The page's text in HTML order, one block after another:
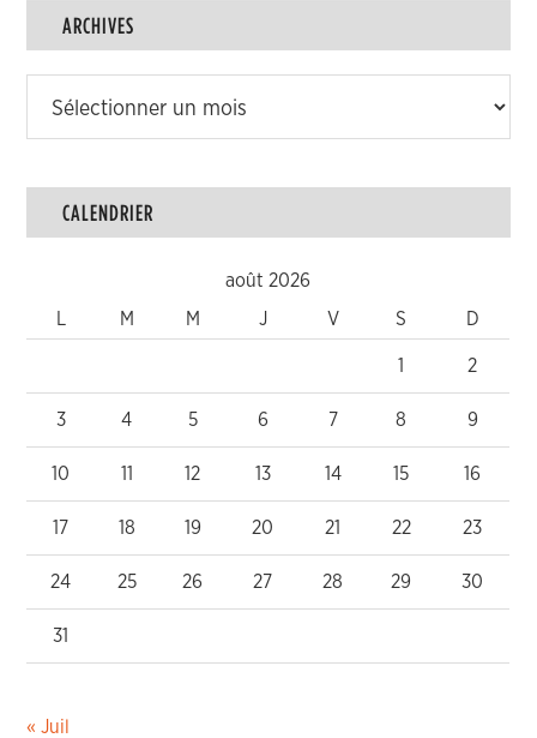
ARCHIVES
CALENDRIER
août 2026
M M J V S D
1 2
3 4 5 6 7 8 9
10 11 12 13 14 15 16
17 18 19 20 21 22 23
24 25 26 27 28 29 30
31
« Juil